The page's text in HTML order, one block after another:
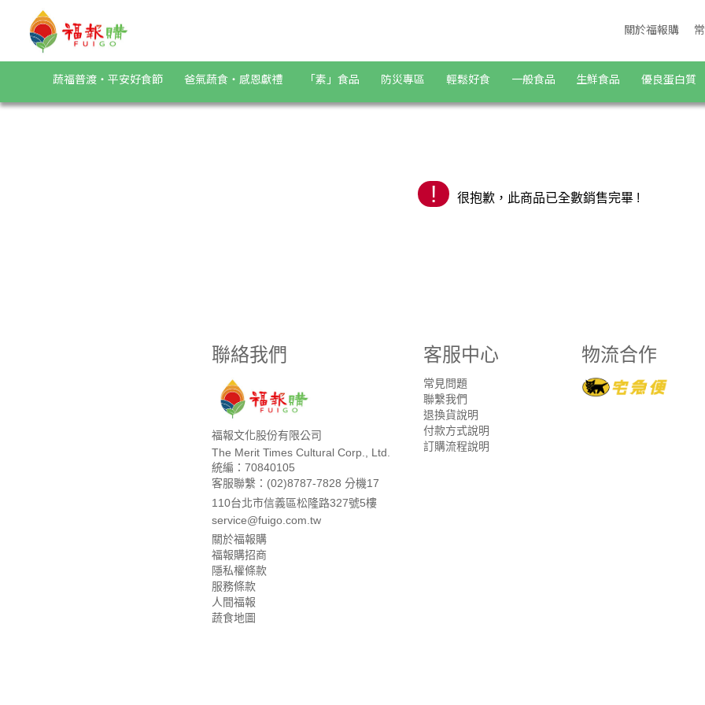
福報購蔬食購物商城，台灣第一素食、環保、愛地球的蔬食購物商城 | 福報購蔬食購物商城
關於福報購
蔬福普渡・平安好食節 爸氣蔬食・感恩獻禮 「素」食品 防災專區 輕鬆好食 一般食品 生鮮食品 優良蛋白質
! 很抱歉，此商品已全數銷售完畢 !
聯絡我們
福報文化股份有限公司
The Merit Times Cultural Corp., Ltd.
統編：70840105
客服聯繫：(02)8787-7828 分機17
110台北市信義區松隆路327號5樓
service@fuigo.com.tw
關於福報購
福報購招商
隱私權條款
服務條款
人間福報
蔬食地圖
客服中心
常見問題
聯繫我們
退換貨說明
付款方式說明
訂購流程說明
物流合作